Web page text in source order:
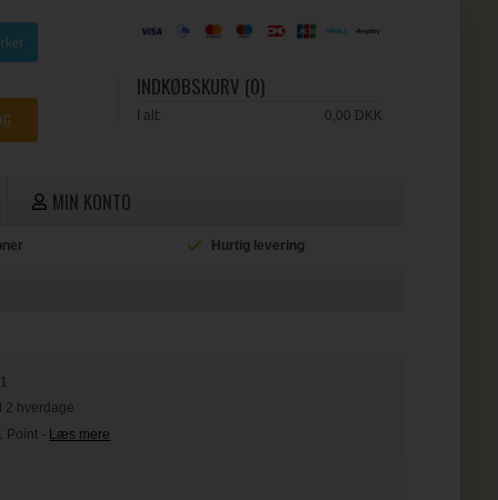
INDKØBSKURV (0)
I alt: 0,00 DKK
MIN KONTO
Hurtig levering
2 hverdage
Point - Læs mere